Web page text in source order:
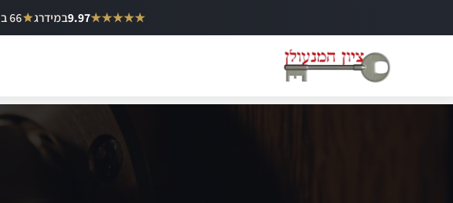
לתוכן
★★★★★
9.97במידרג 66 ביקורות בגוגל